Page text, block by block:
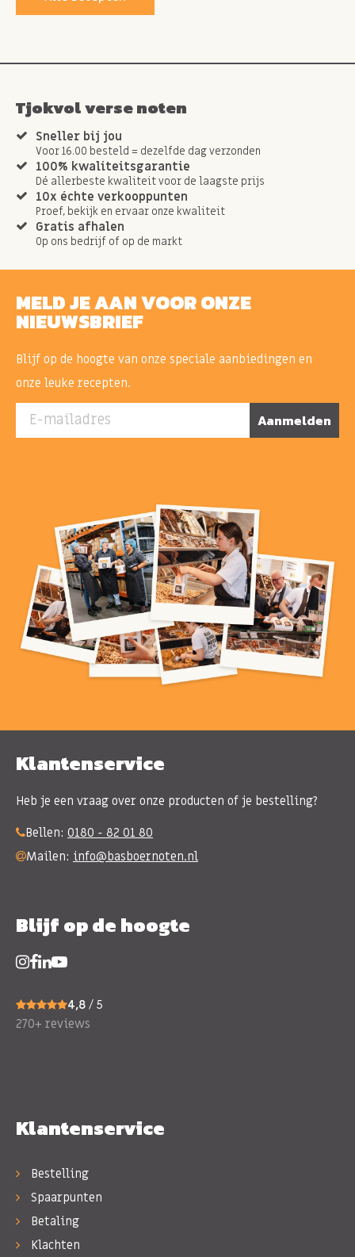
Tjokvol verse noten
Sneller bij jou
Voor 16.00 besteld = dezelfde dag verzonden
100% kwaliteitsgarantie
Dé allerbeste kwaliteit voor de laagste prijs
10x échte verkooppunten
Proef, bekijk en ervaar onze kwaliteit
Gratis afhalen
Op ons bedrijf of op de markt
MELD JE AAN VOOR ONZE
NIEUWSBRIEF
Blijf op de hoogte van onze speciale aanbiedingen en
onze leuke recepten.
E-mailadres Aanmelden
Klantenservice
Heb je een vraag over onze producten of je bestelling?
Bellen: 0180 - 82 01 80
Mailen: info@basboernoten.nl
Blijf op de hoogte
4,8 / 5
270+ reviews
Klantenservice
Bestelling
Spaarpunten
Betaling
Klachten